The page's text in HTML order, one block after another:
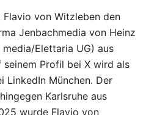
von Witzleben den
Jenbachmedia von Heinz
media/Elettaria UG) aus
seinem Profil bei X wird als
LinkedIn München. Der
Karlsruhe aus
wurde Flavio von